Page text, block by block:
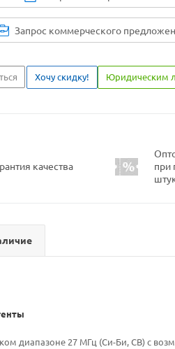
Запрос коммерческого
Хочу скидку! Юридическим
качества
при
диапазоне 27 МГц (Си-Би, CB) с